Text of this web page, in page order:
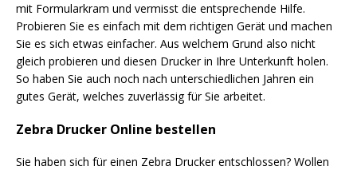
mit Formularkram und vermisst die entsprechende Hilfe.
Probieren Sie es einfach mit dem richtigen Gerät und machen
Sie es sich etwas einfacher. Aus welchem Grund also nicht
gleich probieren und diesen Drucker in Ihre Unterkunft holen.
So haben Sie auch noch nach unterschiedlichen Jahren ein
gutes Gerät, welches zuverlässig für Sie arbeitet.
Zebra Drucker Online bestellen
Sie haben sich für einen Zebra Drucker entschlossen? Wollen